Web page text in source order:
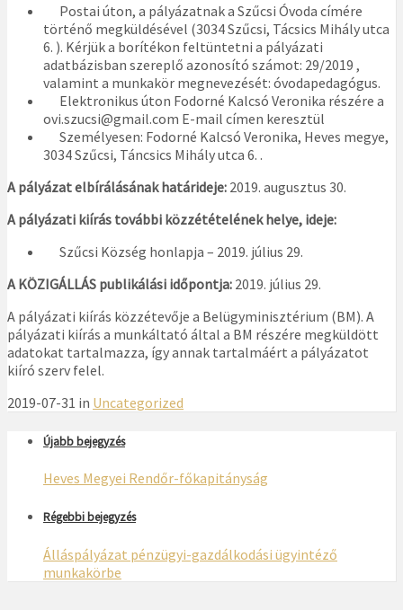
Postai úton, a pályázatnak a Szűcsi Óvoda címére
történő megküldésével (3034 Szűcsi, Tácsics Mihály utca
6. ). Kérjük a borítékon feltüntetni a pályázati
adatbázisban szereplő azonosító számot: 29/2019 ,
valamint a munkakör megnevezését: óvodapedagógus.
Elektronikus úton Fodorné Kalcsó Veronika részére a
ovi.szucsi@gmail.com E-mail címen keresztül
Személyesen: Fodorné Kalcsó Veronika, Heves megye,
3034 Szűcsi, Táncsics Mihály utca 6. .
A pályázat elbírálásának határideje: 2019. augusztus 30.
A pályázati kiírás további közzétételének helye, ideje:
Szűcsi Község honlapja – 2019. július 29.
A KÖZIGÁLLÁS publikálási időpontja: 2019. július 29.
A pályázati kiírás közzétevője a Belügyminisztérium (BM). A
pályázati kiírás a munkáltató által a BM részére megküldött
adatokat tartalmazza, így annak tartalmáért a pályázatot
kiíró szerv felel.
2019-07-31 in Uncategorized
Újabb bejegyzés
Heves Megyei Rendőr-főkapitányság
Régebbi bejegyzés
Álláspályázat pénzügyi-gazdálkodási ügyintéző
munkakörbe